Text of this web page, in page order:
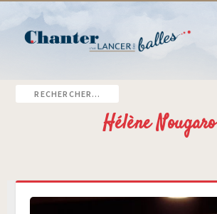
Hélène Nougaro